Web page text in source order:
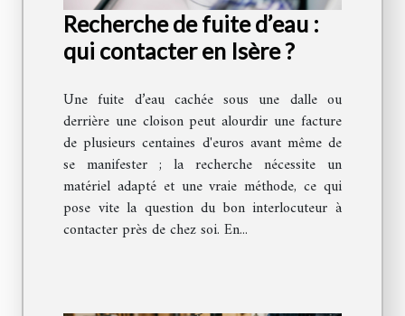
Recherche de fuite d’eau :
qui contacter en Isère ?
Une fuite d’eau cachée sous une dalle ou
derrière une cloison peut alourdir une facture
de plusieurs centaines d'euros avant même de
se manifester ; la recherche nécessite un
matériel adapté et une vraie méthode, ce qui
pose vite la question du bon interlocuteur à
contacter près de chez soi. En...